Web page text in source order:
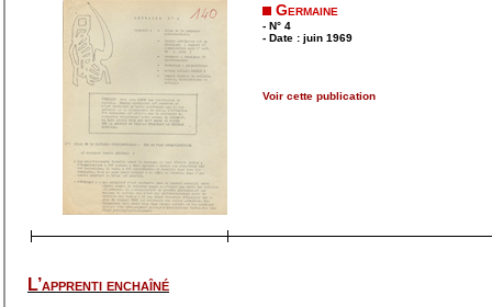
Germaine
- N° 4
- Date : juin 1969
Voir cette publication
L’apprenti enchaîné